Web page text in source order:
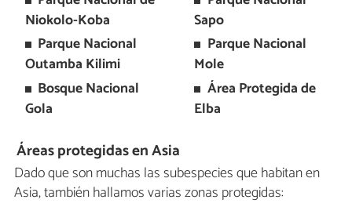
Niokolo-Koba
Parque Nacional
Outamba Kilimi
Bosque Nacional
Gola
Sapo
Parque Nacional
Mole
Área Protegida de
Elba
Áreas protegidas en Asia
Dado que son muchas las subespecies que habitan en
Asia, también hallamos varias zonas protegidas: